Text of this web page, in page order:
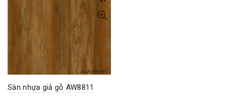
Sàn nhựa giả gỗ AW8811